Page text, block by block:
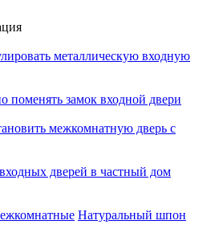
металлическую входную
поменять замок входной двери
межкомнатную дверь с
дверей в частный дом
Натуральный шпон